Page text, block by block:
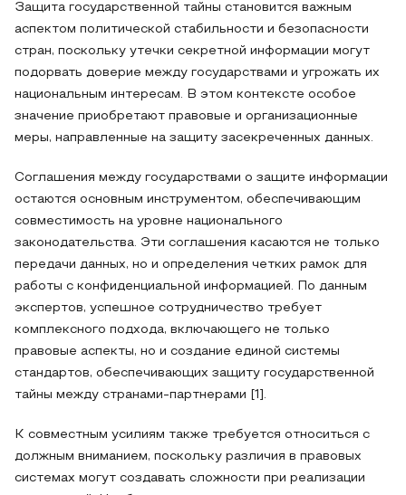
Защита государственной тайны становится важным
аспектом политической стабильности и безопасности
стран, поскольку утечки секретной информации могут
подорвать доверие между государствами и угрожать их
национальным интересам. В этом контексте особое
значение приобретают правовые и организационные
меры, направленные на защиту засекреченных данных.
Соглашения между государствами о защите информации
остаются основным инструментом, обеспечивающим
совместимость на уровне национального
законодательства. Эти соглашения касаются не только
передачи данных, но и определения четких рамок для
работы с конфиденциальной информацией. По данным
экспертов, успешное сотрудничество требует
комплексного подхода, включающего не только
правовые аспекты, но и создание единой системы
стандартов, обеспечивающих защиту государственной
тайны между странами-партнерами [1].
К совместным усилиям также требуется относиться с
должным вниманием, поскольку различия в правовых
системах могут создавать сложности при реализации